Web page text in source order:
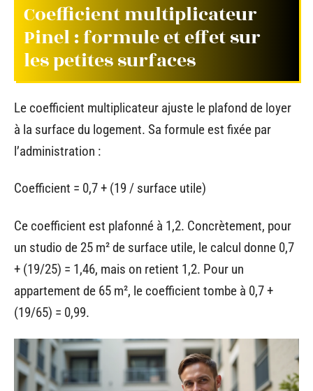
Coefficient multiplicateur
Pinel : formule et effet sur
les petites surfaces
Le coefficient multiplicateur ajuste le plafond de loyer
à la surface du logement. Sa formule est fixée par
l’administration :
Coefficient = 0,7 + (19 / surface utile)
Ce coefficient est plafonné à 1,2. Concrètement, pour
un studio de 25 m² de surface utile, le calcul donne 0,7
+ (19/25) = 1,46, mais on retient 1,2. Pour un
appartement de 65 m², le coefficient tombe à 0,7 +
(19/65) = 0,99.